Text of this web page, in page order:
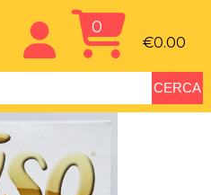
0
€0.00